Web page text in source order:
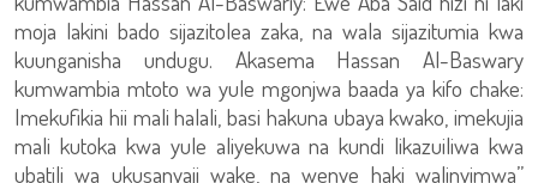
moja lakini bado sijazitolea zaka, na wala sijazitumia kwa
kuunganisha undugu. Akasema Hassan Al-Baswary
kumwambia mtoto wa yule mgonjwa baada ya kifo chake:
Imekufikia hii mali halali, basi hakuna ubaya kwako, imekujia
mali kutoka kwa yule aliyekuwa na kundi likazuiliwa kwa
ubatili wa ukusanyaji wake, na wenye haki walinyimwa”